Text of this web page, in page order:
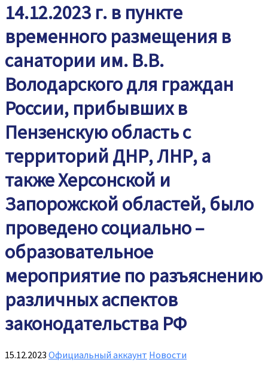
14.12.2023 г. в пункте
временного размещения в
санатории им. В.В.
Володарского для граждан
России, прибывших в
Пензенскую область с
территорий ДНР, ЛНР, а
также Херсонской и
Запорожской областей, было
проведено социально –
образовательное
мероприятие по разъяснению
различных аспектов
законодательства РФ
15.12.2023 Официальный аккаунт Новости